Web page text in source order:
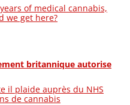
of medical cannabis,
we get here?
britannique autorise
il plaide auprès du NHS
de cannabis